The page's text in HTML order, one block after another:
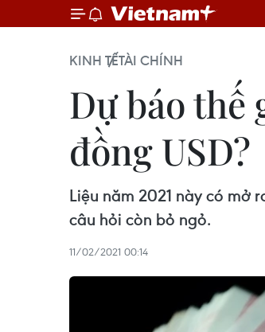
KINH TẾTÀI CHÍNH
Dự báo thế
đồng USD?
Liệu năm 2021 này có mở
câu hỏi còn bỏ ngỏ.
11/02/2021 00:14